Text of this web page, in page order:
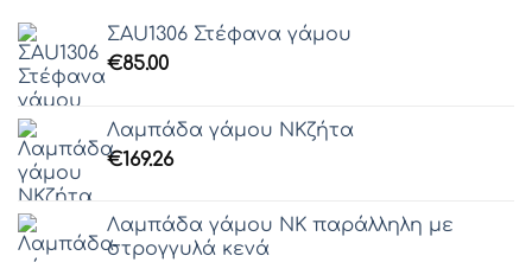
ΣAU1306 Στέφανα γάμου
€85.00
Λαμπάδα γάμου ΝΚζήτα
€169.26
Λαμπάδα γάμου ΝΚ παράλληλη με
στρογγυλά κενά